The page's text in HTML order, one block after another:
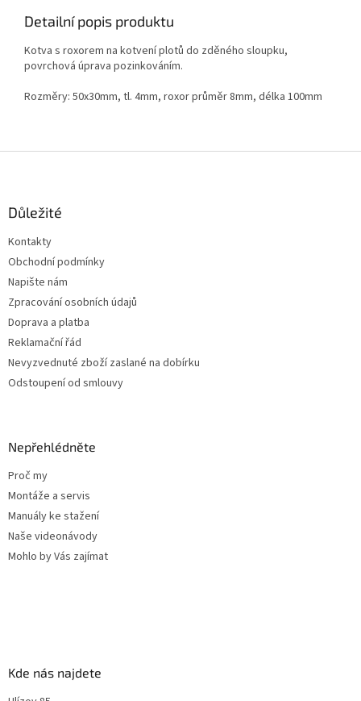
Detailní popis produktu
Kotva s roxorem na kotvení plotů do zděného sloupku,
povrchová úprava pozinkováním.
Rozměry: 50x30mm, tl. 4mm, roxor průměr 8mm, délka 100mm
Důležité
Kontakty
Obchodní podmínky
Napište nám
Zpracování osobních údajů
Doprava a platba
Reklamační řád
Nevyzvednuté zboží zaslané na dobírku
Odstoupení od smlouvy
Nepřehlédněte
Proč my
Montáže a servis
Manuály ke stažení
Naše videonávody
Mohlo by Vás zajímat
Kde nás najdete